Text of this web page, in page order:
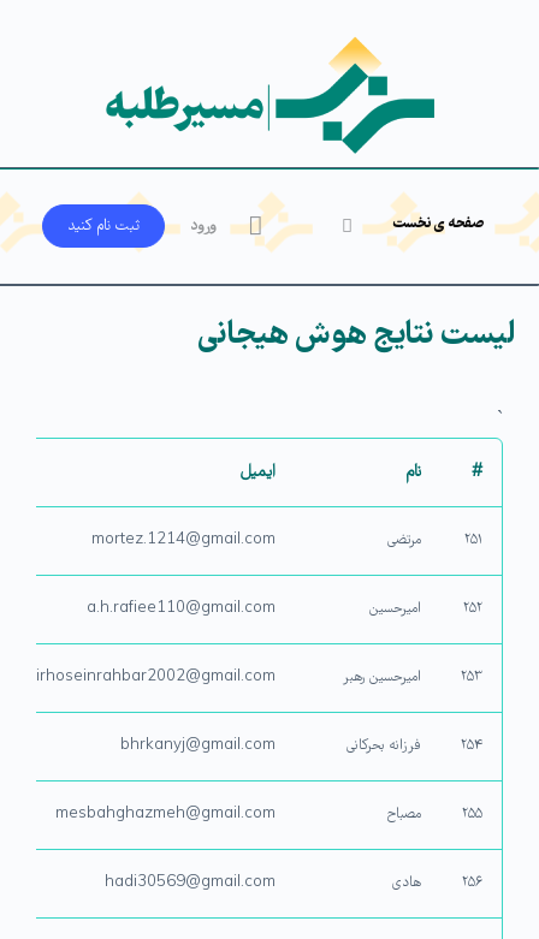
صفحه ی نخست ورود ثبت‌ نام کنید
لیست نتایج هوش هیجانی
`
#
نام ایمیل
۲۵۱ مرتضی mortez.1214@gmail.com
۲۵۲ امیرحسین a.h.rafiee110@gmail.com
۲۵۳ امیرحسین رهبر amirhoseinrahbar2002@gmail.com‬‏
۲۵۴ فرزانه بحرکانی bhrkanyj@gmail.com
۲۵۵ مصباح mesbahghazmeh@gmail.com
۲۵۶ هادی hadi30569@gmail.com